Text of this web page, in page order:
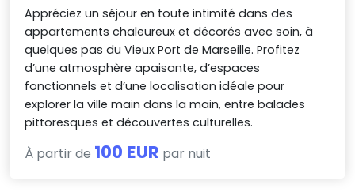
Appréciez un séjour en toute intimité dans des
appartements chaleureux et décorés avec soin, à
quelques pas du Vieux Port de Marseille. Profitez
d’une atmosphère apaisante, d’espaces
fonctionnels et d’une localisation idéale pour
explorer la ville main dans la main, entre balades
pittoresques et découvertes culturelles.
À partir de 100 EUR par nuit